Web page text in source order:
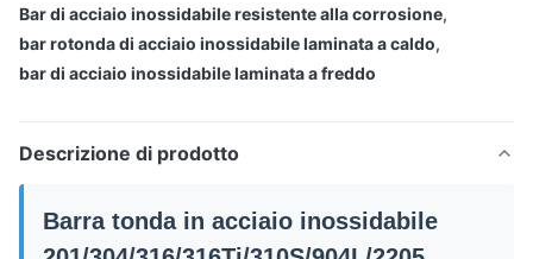
Bar di acciaio inossidabile resistente alla corrosione,
bar rotonda di acciaio inossidabile laminata a caldo,
bar di acciaio inossidabile laminata a freddo
Descrizione di prodotto
Barra tonda in acciaio inossidabile